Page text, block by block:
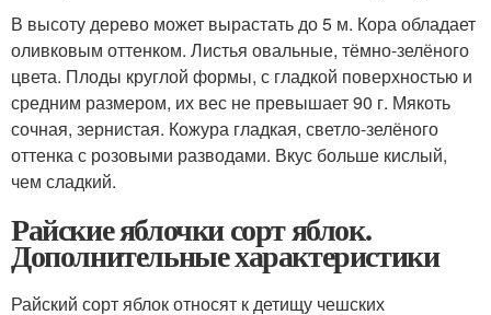
В высоту дерево может вырастать до 5 м. Кора обладает
оливковым оттенком. Листья овальные, тёмно-зелёного
цвета. Плоды круглой формы, с гладкой поверхностью и
средним размером, их вес не превышает 90 г. Мякоть
сочная, зернистая. Кожура гладкая, светло-зелёного
оттенка с розовыми разводами. Вкус больше кислый,
чем сладкий.
Райские яблочки сорт яблок.
Дополнительные характеристики
Райский сорт яблок относят к детищу чешских